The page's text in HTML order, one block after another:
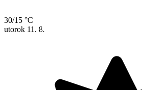
30/15 °C
utorok 11. 8.